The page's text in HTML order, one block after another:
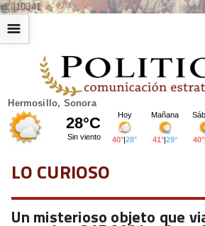
id: |10341
Hermosillo, Sonora
☰
LO CURIOSO
Un misterioso objeto que